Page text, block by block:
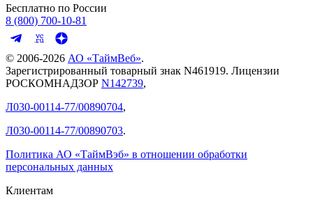
Бесплатно по России
8 (800) 700-10-81
© 2006-2026 АО «ТаймВеб».
Зарегистрированный товарный знак N461919. Лицензии
РОСКОМНАДЗОР N142739,
Л030-00114-77/00890704,
Л030-00114-77/00890703.
Политика АО «ТаймВэб» в отношении обработки
персональных данных
Клиентам